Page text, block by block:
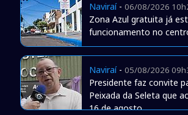
Naviraí- 06/08/2026
Zona Azul gratuita já
funcionamento no
Naviraí- 05/08/2026
Presidente faz convite
Peixada da Seleta que
16 de agosto